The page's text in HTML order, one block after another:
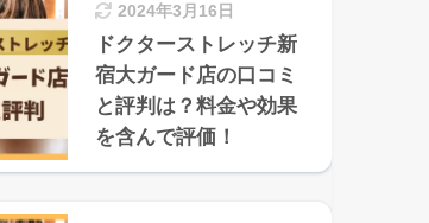
2024年3月16日
ドクターストレッチ新
宿大ガード店の口コミ
と評判は？料金や効果
を含んで評価！